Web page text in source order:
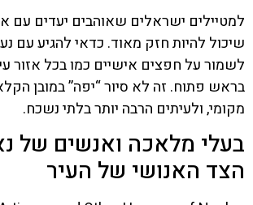
למטיילים ישראלים שאוהבים יעדים עם
שיכול להיות חזק מאוד. כדאי להגיע עם
לשמור על חפצים אישיים כמו בכל אזור
בראש פתוח. זה לא סיור “יפה” במובן
מקומי, ולעיתים הרבה יותר בלתי נשכח.
בעלי מלאכה ואנשים של
הצד האנושי של העיר